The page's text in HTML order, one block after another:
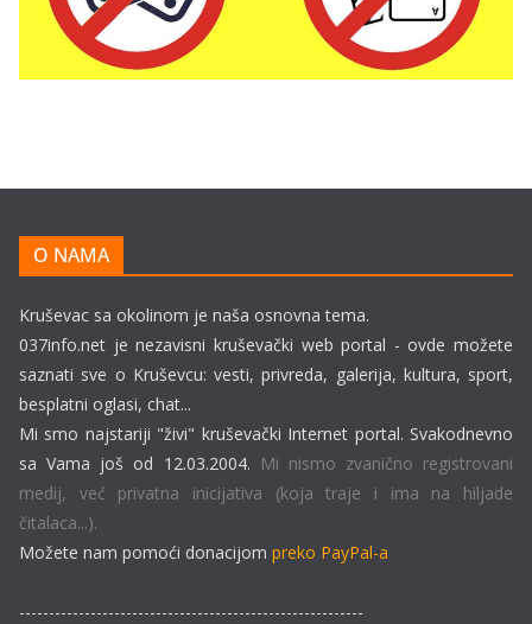
O NAMA
Kruševac sa okolinom je naša osnovna tema.
037info.net je nezavisni kruševački web portal - ovde možete
saznati sve o Kruševcu: vesti, privreda, galerija, kultura, sport,
besplatni oglasi, chat...
Mi smo najstariji "živi" kruševački Internet portal. Svakodnevno
sa Vama još od 12.03.2004. Mi nismo zvanično registrovani
medij, već privatna inicijativa (koja traje i ima na hiljade
čitalaca...).
Možete nam pomoći donacijom preko PayPal-a
----------------------------------------------------------